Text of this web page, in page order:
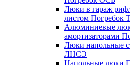
Люки в гараж
листом Погребок
Алюминиевые
амортизаторами
Люки напольные
ЛНСЭ
Напольные люки